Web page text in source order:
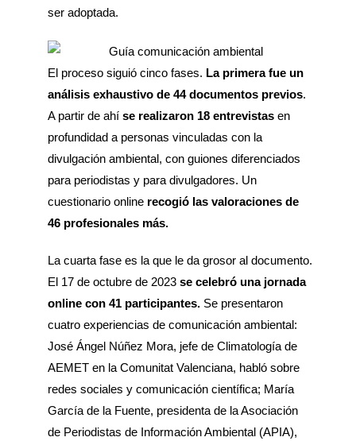
ser adoptada.
El proceso siguió cinco fases. La primera fue un
análisis exhaustivo de 44 documentos previos.
A partir de ahí se realizaron 18 entrevistasen
profundidad a personas vinculadas con la
divulgación ambiental, con guiones diferenciados
para periodistas y para divulgadores. Un
cuestionario online recogió las valoraciones de
46 profesionales más.
La cuarta fase es la que le da grosor al documento.
El 17 de octubre de 2023 se celebró una jornada
online con 41 participantes.Se presentaron
cuatro experiencias de comunicación ambiental:
José Ángel Núñez Mora, jefe de Climatología de
AEMET en la Comunitat Valenciana, habló sobre
redes sociales y comunicación científica; María
García de la Fuente, presidenta de la Asociación
de Periodistas de Información Ambiental (APIA),